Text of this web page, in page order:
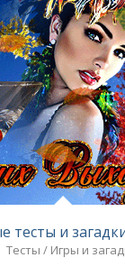
тесты и
Тесты / Игры и